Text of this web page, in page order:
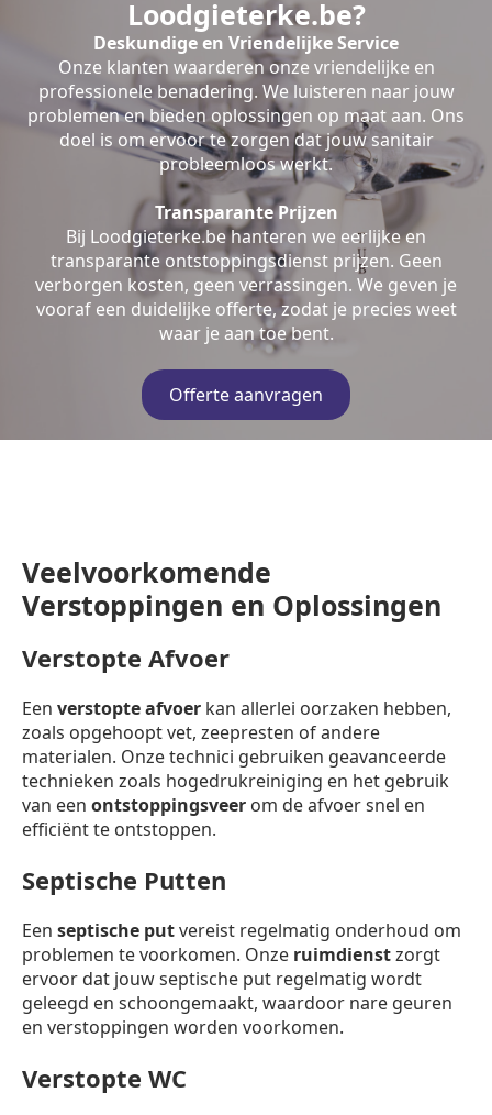
Loodgieterke.be?
Deskundige en Vriendelijke Service
Onze klanten waarderen onze vriendelijke en
professionele benadering. We luisteren naar jouw
problemen en bieden oplossingen op maat aan. Ons
doel is om ervoor te zorgen dat jouw sanitair
probleemloos werkt.
Transparante Prijzen
Bij Loodgieterke.be hanteren we eerlijke en
transparante ontstoppingsdienst prijzen. Geen
verborgen kosten, geen verrassingen. We geven je
vooraf een duidelijke offerte, zodat je precies weet
waar je aan toe bent.
Offerte aanvragen
Veelvoorkomende
Verstoppingen en Oplossingen
Verstopte Afvoer
Een verstopte afvoer kan allerlei oorzaken hebben,
zoals opgehoopt vet, zeepresten of andere
materialen. Onze technici gebruiken geavanceerde
technieken zoals hogedrukreiniging en het gebruik
van een ontstoppingsveer om de afvoer snel en
efficiënt te ontstoppen.
Septische Putten
Een septische putvereist regelmatig onderhoud om
problemen te voorkomen. Onze ruimdienstzorgt
ervoor dat jouw septische put regelmatig wordt
geleegd en schoongemaakt, waardoor nare geuren
en verstoppingen worden voorkomen.
Verstopte WC